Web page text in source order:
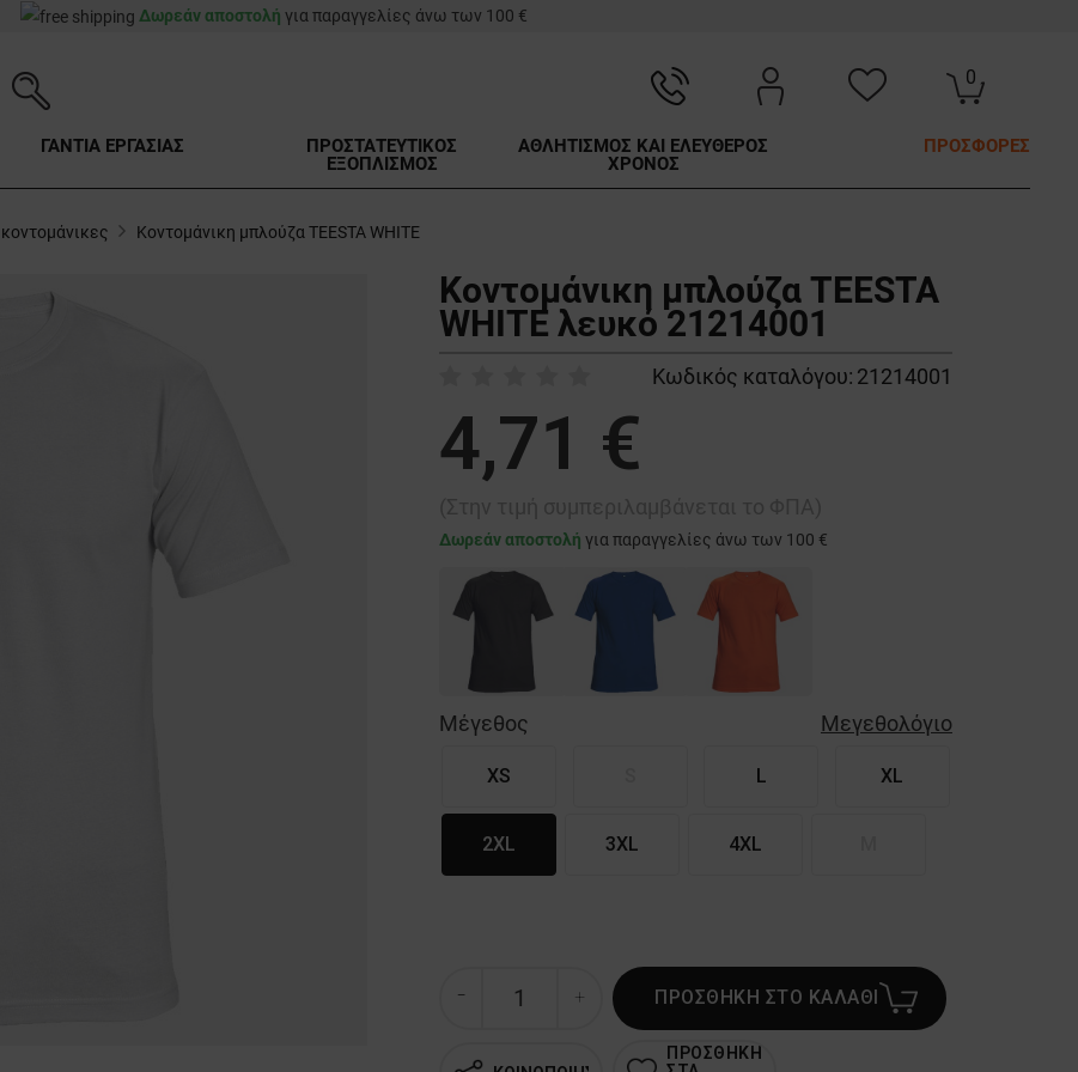
Δωρεάν αποστολή για παραγγελίες άνω των 100 €
0
ΓΑΝΤΙΑ ΕΡΓΑΣΙΑΣ
ΠΡΟΣΤΑΤΕΥΤΙΚΟΣ
ΕΞΟΠΛΙΣΜΟΣ
ΑΘΛΗΤΙΣΜΟΣ ΚΑΙ ΕΛΕΥΘΕΡΟΣ
ΧΡΟΝΟΣ
ΠΡΟΣΦΟΡΕΣ
Κοντομάνικη μπλούζα TEESTA WHITE
Κοντομάνικη μπλούζα TEESTA
WHITE λευκό 21214001
Κωδικός καταλόγου: 21214001
4,71 €
Δωρεάν αποστολή για παραγγελίες άνω των 100 €
Μέγεθος Μεγεθολόγιο
XS L XL
2XL 3XL 4XL
ΠΡΟΣΘΗΚΗ ΣΤΟ ΚΑΛΑΘΙ
ΠΡΟΣΘΗΚΗ